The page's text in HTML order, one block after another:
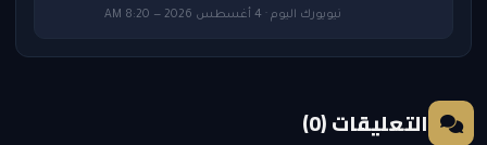
نيويورك اليوم · 4 أغسطس 2026 — 8:20 AM
التعليقات (0)